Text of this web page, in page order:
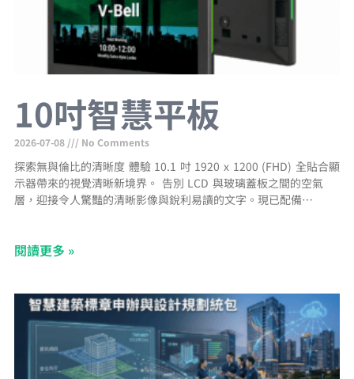
10吋智慧平板
2026-07-08 No Comments
探索無與倫比的清晰度 體驗 10.1 吋 1920 x 1200 (FHD) 全貼合顯
示器帶來的視覺清晰新境界。 告別 LCD 與玻璃蓋板之間的空氣
層，迎接令人驚豔的清晰影像與銳利易讀的文字。現已配備防指紋
需簡單輕觸裝置，即可進行快速且安全的使用者身分驗證。 PoE+
閱讀更多 »